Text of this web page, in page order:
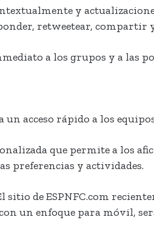
y
retweetear, compartir
a los grupos y a las
acceso rápido a los
que permite a los
preferencias y actividades.
sitio de ESPNFC.com
un enfoque para móvil,